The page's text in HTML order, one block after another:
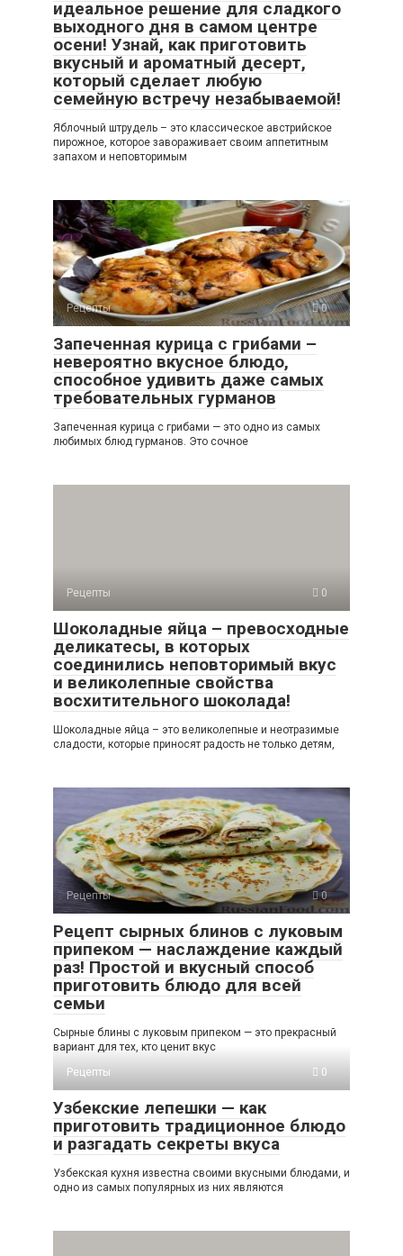
идеальное решение для сладкого
выходного дня в самом центре
осени! Узнай, как приготовить
вкусный и ароматный десерт,
который сделает любую
семейную встречу незабываемой!
Яблочный штрудель – это классическое австрийское
пирожное, которое завораживает своим аппетитным
запахом и неповторимым
Рецепты 0
Запеченная курица с грибами –
невероятно вкусное блюдо,
способное удивить даже самых
требовательных гурманов
Запеченная курица с грибами — это одно из самых
любимых блюд гурманов. Это сочное
Рецепты 0
Шоколадные яйца – превосходные
деликатесы, в которых
соединились неповторимый вкус
и великолепные свойства
восхитительного шоколада!
Шоколадные яйца – это великолепные и неотразимые
сладости, которые приносят радость не только детям,
Рецепты 0
Рецепт сырных блинов с луковым
припеком — наслаждение каждый
раз! Простой и вкусный способ
приготовить блюдо для всей
семьи
Сырные блины с луковым припеком — это прекрасный
вариант для тех, кто ценит вкус
Рецепты
0
Узбекские лепешки — как
приготовить традиционное блюдо
и разгадать секреты вкуса
Узбекская кухня известна своими вкусными блюдами, и
одно из самых популярных из них являются